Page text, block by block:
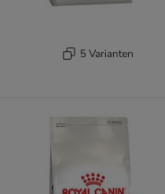
5 Varianten